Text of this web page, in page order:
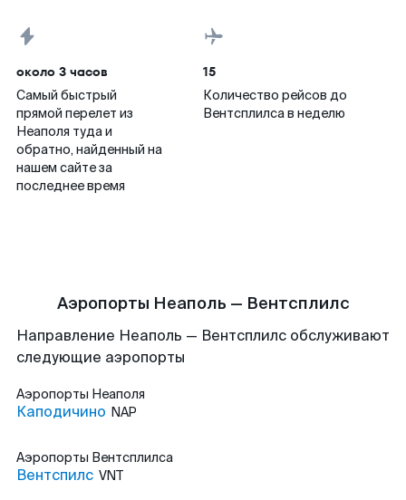
около 3 часов
Самый быстрый
прямой перелет из
Неаполя туда и
обратно, найденный на
нашем сайте за
последнее время
15
Количество рейсов до
Вентсплилса в неделю
Аэропорты Неаполь — Вентсплилс
Направление Неаполь — Вентсплилс обслуживают
следующие аэропорты
Аэропорты Неаполя
Каподичино NAP
Аэропорты Вентсплилса
Вентспилс VNT